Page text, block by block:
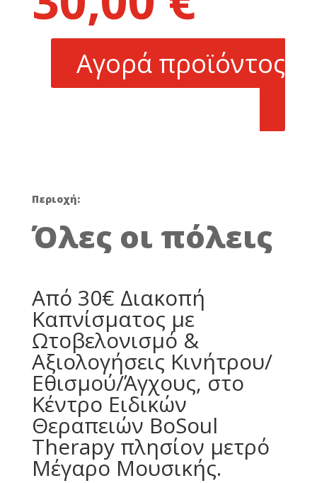
60,00 €.
τιμή
είναι:
30,00 €.
Αγορά προϊόντος
Περιοχή:
Όλες οι πόλεις
Από 30€ Διακοπή
Καπνίσματος με
Ωτοβελονισμό &
Αξιολογήσεις Κινήτρου/
Εθισμού/Άγχους, στο
Κέντρο Ειδικών
Θεραπειών BoSoul
Therapy πλησίον μετρό
Μέγαρο Μουσικής.